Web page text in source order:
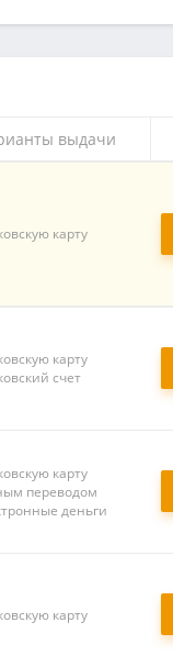
выдачи
карту
карту
счет
карту
переводом
деньги
карту